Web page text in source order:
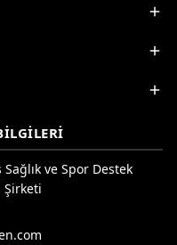
ve Spor Destek
Şirketi